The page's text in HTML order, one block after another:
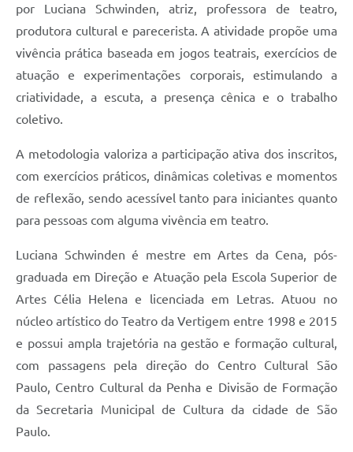
por Luciana Schwinden, atriz, professora de teatro,
produtora cultural e parecerista. A atividade propõe uma
vivência prática baseada em jogos teatrais, exercícios de
atuação e experimentações corporais, estimulando a
criatividade, a escuta, a presença cênica e o trabalho
coletivo.
A metodologia valoriza a participação ativa dos inscritos,
com exercícios práticos, dinâmicas coletivas e momentos
de reflexão, sendo acessível tanto para iniciantes quanto
para pessoas com alguma vivência em teatro.
Luciana Schwinden é mestre em Artes da Cena, pós-
graduada em Direção e Atuação pela Escola Superior de
Artes Célia Helena e licenciada em Letras. Atuou no
núcleo artístico do Teatro da Vertigem entre 1998 e 2015
e possui ampla trajetória na gestão e formação cultural,
com passagens pela direção do Centro Cultural São
Paulo, Centro Cultural da Penha e Divisão de Formação
da Secretaria Municipal de Cultura da cidade de São
Paulo.